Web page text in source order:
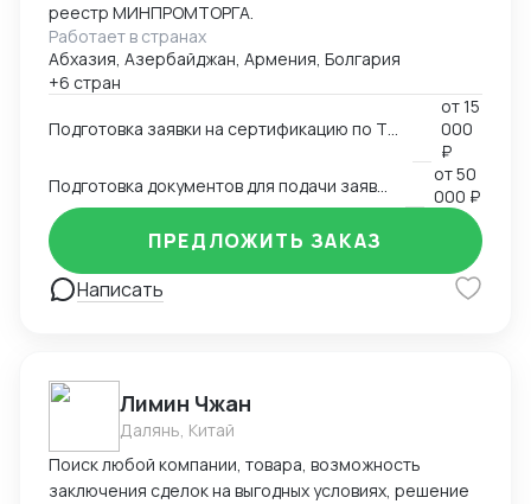
реестр МИНПРОМТОРГА.
Работает в странах
Абхазия, Азербайджан, Армения, Болгария
+6 стран
Подготовка заявки на сертификацию по ТР ЕАЭС 043, ТР ТС 004, ТР ТС 020, ТР ТС 010, 123-ФЗ
от15
000
₽
от50
000 ₽
Написать
ПРЕДЛОЖИТЬ ЗАКАЗ
Лимин Чжан
Далянь, Китай
Поиск любой компании, товара, возможность
заключения сделок на выгодных условиях, решение